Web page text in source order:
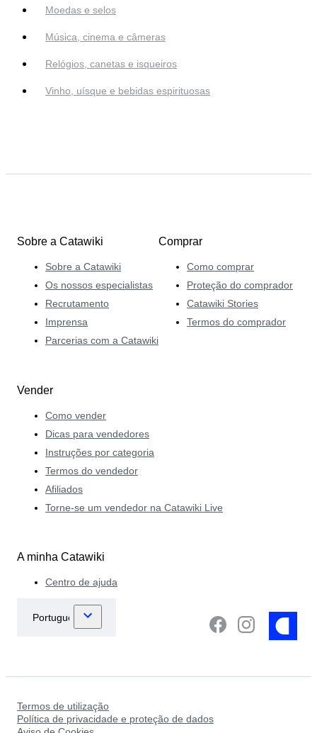
Moedas e selos
Música, cinema e câmeras
Relógios, canetas e isqueiros
Vinho, uísque e bebidas espirituosas
Sobre a Catawiki
Sobre a Catawiki
Os nossos especialistas
Recrutamento
Imprensa
Parcerias com a Catawiki
Comprar
Como comprar
Proteção do comprador
Catawiki Stories
Termos do comprador
Vender
Como vender
Dicas para vendedores
Instruções por categoria
Termos do vendedor
Afiliados
Torne-se um vendedor na Catawiki Live
A minha Catawiki
Centro de ajuda
Termos de utilização
Política de privacidade e proteção de dados